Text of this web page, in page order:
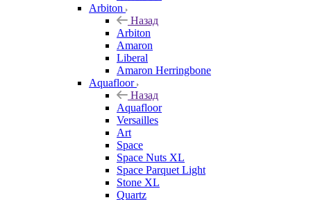
Arbiton
Назад
Arbiton
Amaron
Liberal
Amaron Herringbone
Aquafloor
Назад
Aquafloor
Versailles
Art
Space
Space Nuts XL
Space Parquet Light
Stone XL
Quartz